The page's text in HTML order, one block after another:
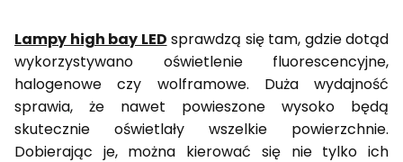
Lampy high bay LED sprawdzą się tam, gdzie dotąd
wykorzystywano oświetlenie fluorescencyjne,
halogenowe czy wolframowe. Duża wydajność
sprawia, że nawet powieszone wysoko będą
skutecznie oświetlały wszelkie powierzchnie.
Dobierając je, można kierować się nie tylko ich